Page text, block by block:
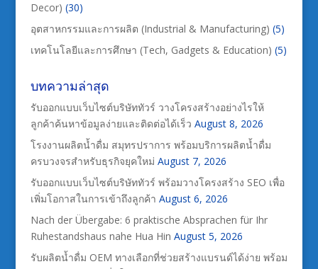
Decor) (30)
อุตสาหกรรมและการผลิต (Industrial & Manufacturing) (5)
เทคโนโลยีและการศึกษา (Tech, Gadgets & Education) (5)
บทความล่าสุด
รับออกแบบเว็บไซต์บริษัททัวร์ วางโครงสร้างอย่างไรให้
ลูกค้าค้นหาข้อมูลง่ายและติดต่อได้เร็ว August 8, 2026
โรงงานผลิตน้ำดื่ม สมุทรปราการ พร้อมบริการผลิตน้ำดื่ม
ครบวงจรสำหรับธุรกิจยุคใหม่ August 7, 2026
รับออกแบบเว็บไซต์บริษัททัวร์ พร้อมวางโครงสร้าง SEO เพื่อ
เพิ่มโอกาสในการเข้าถึงลูกค้า August 6, 2026
Nach der Übergabe: 6 praktische Absprachen für Ihr
Ruhestandshaus nahe Hua Hin August 5, 2026
รับผลิตน้ำดื่ม OEM ทางเลือกที่ช่วยสร้างแบรนด์ได้ง่าย พร้อม